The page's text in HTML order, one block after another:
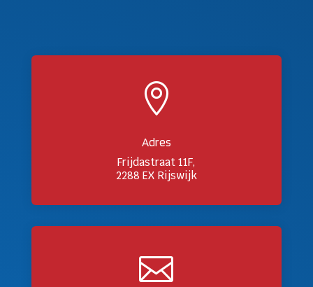

Adres
Frijdastraat 11F,
2288 EX Rijswijk
